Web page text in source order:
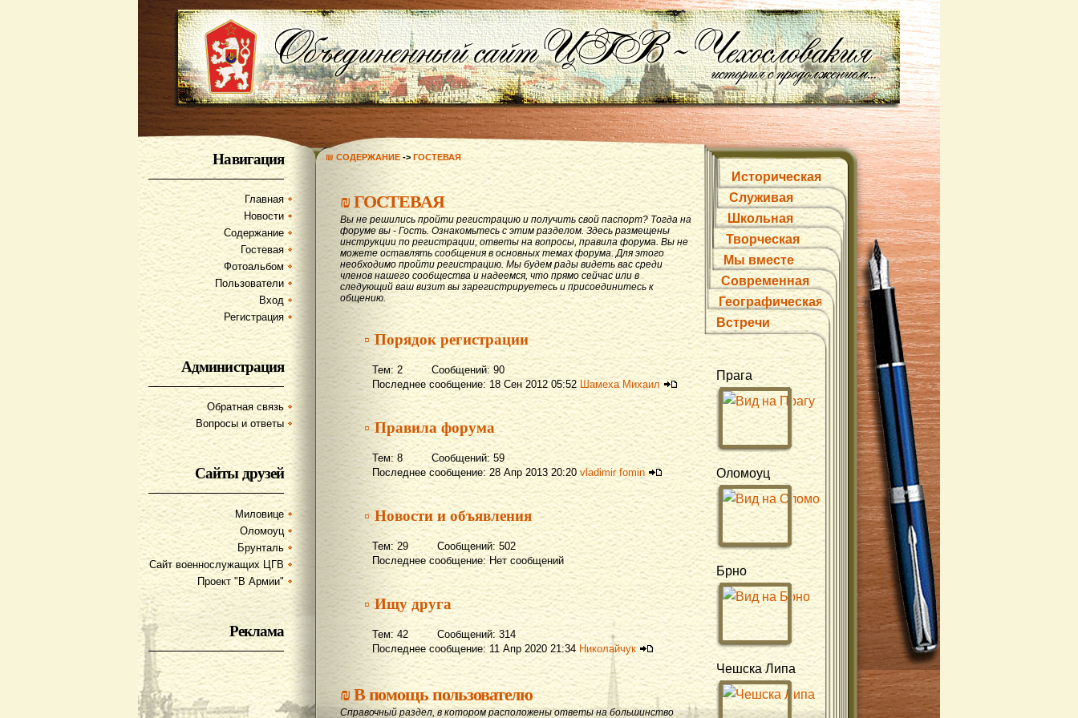
Навигация
Главная
Новости
Содержание
Гостевая
Фотоальбом
Пользователи
Вход
Регистрация
Администрация
Обратная связь
Вопросы и ответы
Сайты друзей
Миловице
Оломоуц
Брунталь
Сайт военнослужащих ЦГВ
Проект "В Армии"
Реклама
₪ СОДЕРЖАНИЕ -> ГОСТЕВАЯ
₪ГОСТЕВАЯ
Вы не решились пройти регистрацию и получить свой паспорт? Тогда на
форуме вы - Гость. Ознакомьтесь с этим разделом. Здесь размещены
инструкции по регистрации, ответы на вопросы, правила форума. Вы не
можете оставлять сообщения в основных темах форума. Для этого
необходимо пройти регистрацию. Мы будем рады видеть вас среди
членов нашего сообщества и надеемся, что прямо сейчас или в
следующий ваш визит вы зарегистрируетесь и присоединитесь к
общению.
▫ Порядок регистрации
Тем: 2 Сообщений: 90
Последнее сообщение: 18 Сен 2012 05:52 Шамеха Михаил
▫ Правила форума
Тем: 8 Сообщений: 59
Последнее сообщение: 28 Апр 2013 20:20 vladimir fomin
▫ Новости и объявления
Тем: 29 Сообщений: 502
Последнее сообщение: Нет сообщений
▫ Ищу друга
Тем: 42 Сообщений: 314
Последнее сообщение: 11 Апр 2020 21:34 Николайчук
₪В помощь пользователю
Справочный раздел, в котором расположены ответы на большинство
Историческая
Служивая
Школьная
Творческая
Мы вместе
Современная
Географическая
Встречи
Прага
Оломоуц
Брно
Чешска Липа